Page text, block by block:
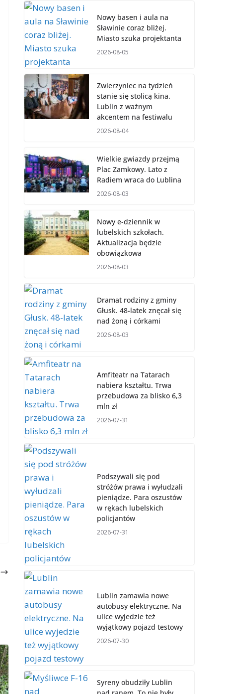
Nowy basen i aula na
Sławinie coraz bliżej.
Miasto szuka projektanta
2026-08-05
Zwierzyniec na tydzień
stanie się stolicą kina.
Lublin z ważnym
akcentem na festiwalu
2026-08-04
Wielkie gwiazdy przejmą
Plac Zamkowy. Lato z
Radiem wraca do Lublina
2026-08-03
Nowy e-dziennik w
lubelskich szkołach.
Aktualizacja będzie
obowiązkowa
2026-08-03
Dramat rodziny z gminy
Głusk. 48-latek znęcał się
nad żoną i córkami
2026-08-03
Amfiteatr na Tatarach
nabiera kształtu. Trwa
przebudowa za blisko 6,3
mln zł
2026-07-31
Podszywali się pod
stróżów prawa i wyłudzali
pieniądze. Para oszustów
w rękach lubelskich
policjantów
2026-07-31
Lublin zamawia nowe
autobusy elektryczne. Na
ulice wyjedzie też
wyjątkowy pojazd testowy
2026-07-30
Syreny obudziły Lublin